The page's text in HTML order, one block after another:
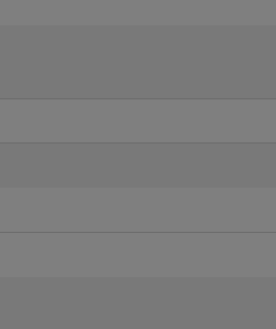
cena od momentu, kiedy